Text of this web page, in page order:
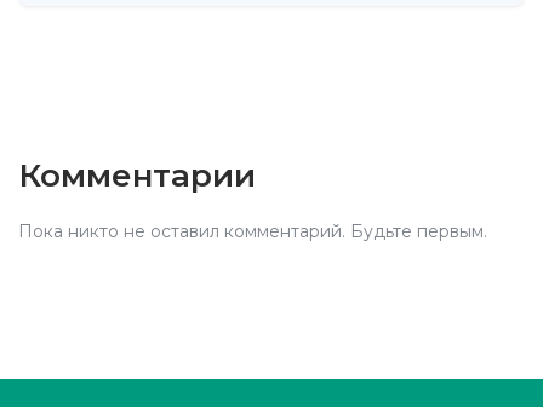
Комментарии
Пока никто не оставил комментарий. Будьте первым.